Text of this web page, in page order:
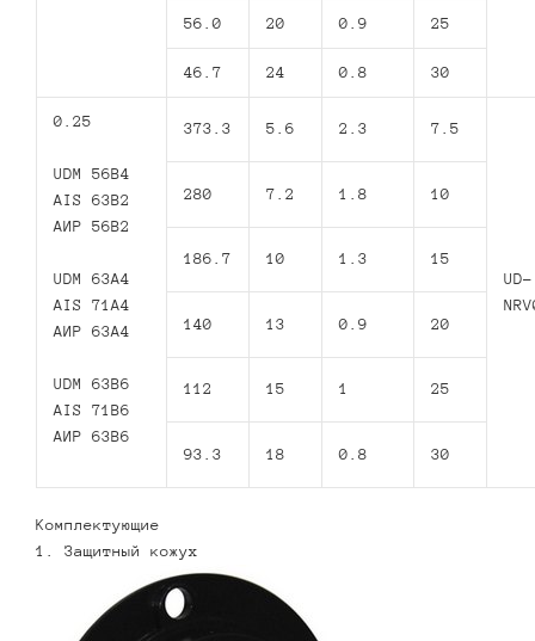
56.0 20 0.9 25
46.7 24 0.8 30
0.25
UDM 56B4
AIS 63B2
АИР 56В2
UDM 63A4
AIS 71A4
АИР 63А4
UDM 63B6
AIS 71B6
АИР 63В6
373.3 5.6 2.3 7.5
UD-
280 7.2 1.8 10
186.7 10 1.3 15
140 13 0.9 20
112 15 1 25
93.3 18 0.8 30
Комплектующие
1. Защитный кожух